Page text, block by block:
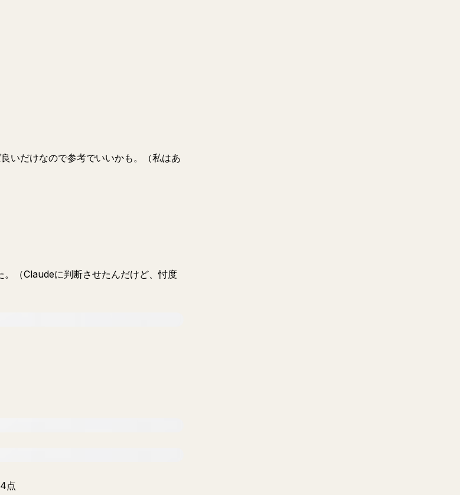
いだけなので参考でいいかも。（私はあ
（Claudeに判断させたんだけど、忖度
点